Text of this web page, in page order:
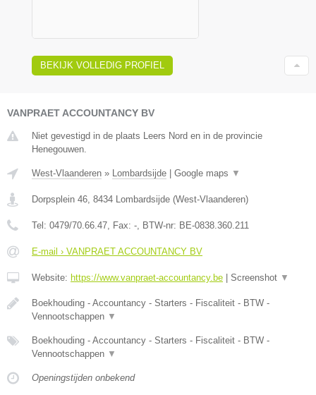
BEKIJK VOLLEDIG PROFIEL
VANPRAET ACCOUNTANCY BV
Niet gevestigd in de plaats Leers Nord en in de provincie
Henegouwen.
West-Vlaanderen » Lombardsijde Google maps ▼
Dorpsplein 46 8434 Lombardsijde (West-Vlaanderen)
Tel: 0479/70.66.47 , Fax: - , BTW-nr: BE-0838.360.211
E-mail › VANPRAET ACCOUNTANCY BV
Website: https://www.vanpraet-accountancy.be Screenshot ▼
Boekhouding - Accountancy - Starters - Fiscaliteit - BTW -
Vennootschappen ▼
Boekhouding - Accountancy - Starters - Fiscaliteit - BTW -
Vennootschappen ▼
Openingstijden onbekend